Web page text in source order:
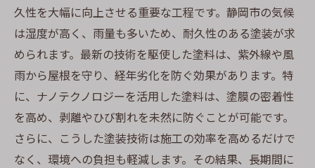
久性を大幅に向上させる重要な工程です。静岡市の気候
は湿度が高く、雨量も多いため、耐久性のある塗装が求
められます。最新の技術を駆使した塗料は、紫外線や風
雨から屋根を守り、経年劣化を防ぐ効果があります。特
に、ナノテクノロジーを活用した塗料は、塗膜の密着性
を高め、剥離やひび割れを未然に防ぐことが可能です。
さらに、こうした塗装技術は施工の効率を高めるだけで
なく、環境への負担も軽減します。その結果、長期間に